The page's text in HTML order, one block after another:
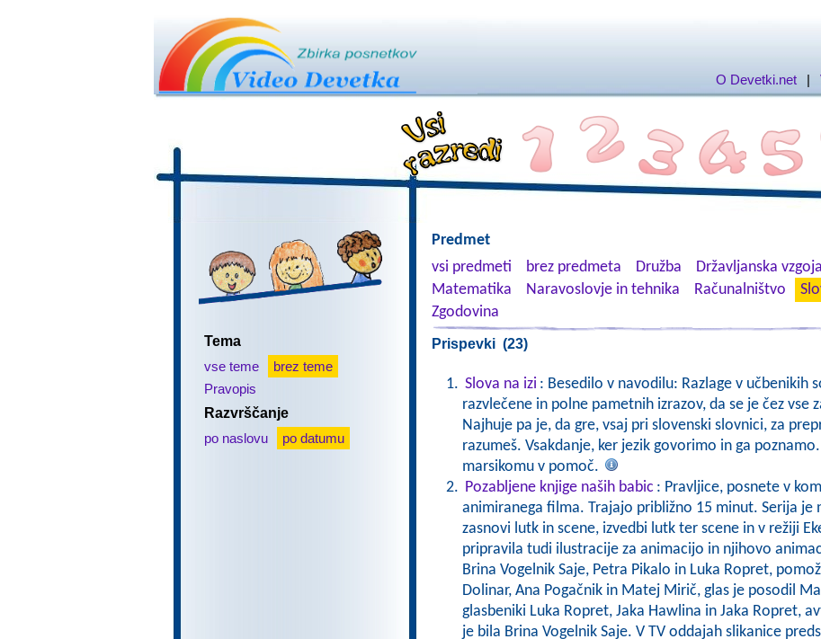
O Devetki.net |
Tema
vse teme
brez teme
Pravopis
Razvrščanje
po naslovu
po datumu
Predmet
vsi predmeti
brez predmeta Družba Državljanska
Matematika
Naravoslovje in tehnika Računalništvo
Zgodovina
Prispevki (23)
Slova na izi : Besedilo v navodilu: Razlage v učbenikih
razvlečene in polne pametnih izrazov, da se je čez vse
Najhuje pa je, da gre, vsaj pri slovenski slovnici, za
razumeš. Vsakdanje, ker jezik govorimo in ga
marsikomu v pomoč.
Pozabljene knjige naših babic : Pravljice, posnete v
animiranega filma. Trajajo približno 15 minut. Serija je
zasnovi lutk in scene, izvedbi lutk ter scene in v režiji
pripravila tudi ilustracije za animacijo in njihovo
Brina Vogelnik Saje, Petra Pikalo in Luka Ropret,
Dolinar, Ana Pogačnik in Matej Mirič, glas je posodil
glasbeniki Luka Ropret, Jaka Hawlina in Jaka Ropret,
je bila Brina Vogelnik Saje. V TV oddajah slikanice